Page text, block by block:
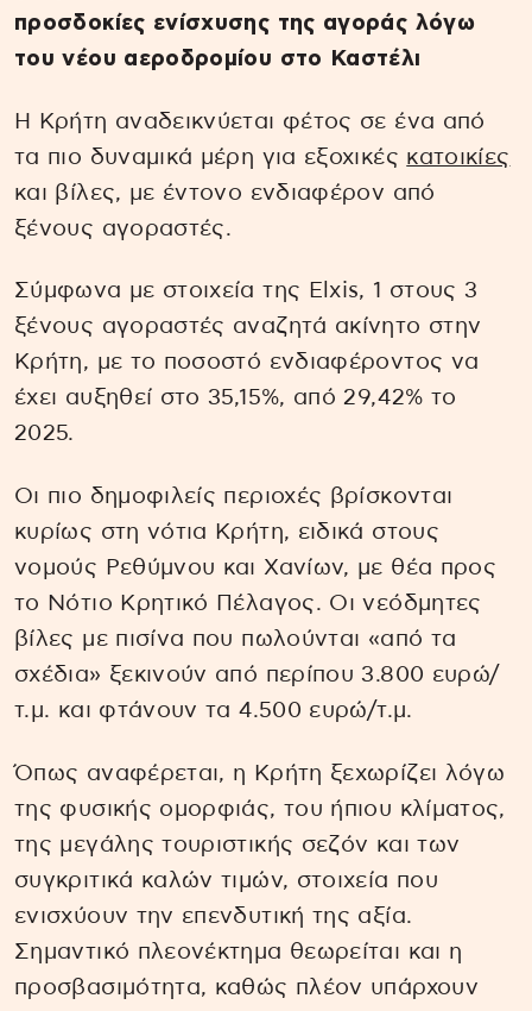
προσδοκίες ενίσχυσης της αγοράς λόγω
του νέου αεροδρομίου στο Καστέλι
Η Κρήτη αναδεικνύεται φέτος σε ένα από
τα πιο δυναμικά μέρη για εξοχικές κατοικίες
και βίλες, με έντονο ενδιαφέρον από
ξένους αγοραστές.
Σύμφωνα με στοιχεία της Elxis, 1 στους 3
ξένους αγοραστές αναζητά ακίνητο στην
Κρήτη, με το ποσοστό ενδιαφέροντος να
έχει αυξηθεί στο 35,15%, από 29,42% το
2025.
Οι πιο δημοφιλείς περιοχές βρίσκονται
κυρίως στη νότια Κρήτη, ειδικά στους
νομούς Ρεθύμνου και Χανίων, με θέα προς
το Νότιο Κρητικό Πέλαγος. Οι νεόδμητες
βίλες με πισίνα που πωλούνται «από τα
σχέδια» ξεκινούν από περίπου 3.800 ευρώ/
τ.μ. και φτάνουν τα 4.500 ευρώ/τ.μ.
Όπως αναφέρεται, η Κρήτη ξεχωρίζει λόγω
της φυσικής ομορφιάς, του ήπιου κλίματος,
της μεγάλης τουριστικής σεζόν και των
συγκριτικά καλών τιμών, στοιχεία που
ενισχύουν την επενδυτική της αξία.
Σημαντικό πλεονέκτημα θεωρείται και η
προσβασιμότητα, καθώς πλέον υπάρχουν